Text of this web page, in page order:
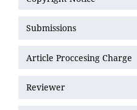
Submissions
Article Proccesing Charge
Reviewer